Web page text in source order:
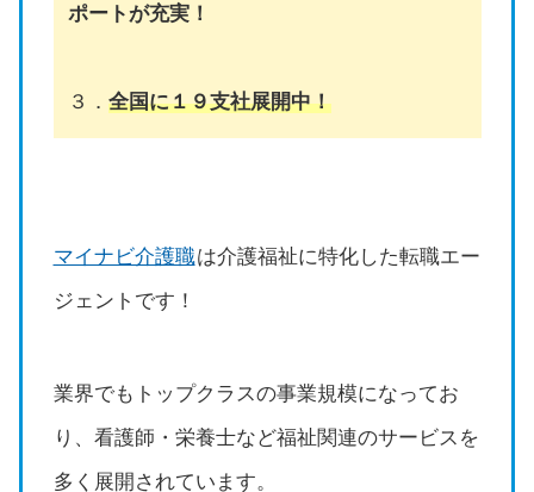
ポートが充実！
３． 全国に１９支社展開中！
マイナビ介護職は介護福祉に特化した転職エー
ジェントです！
業界でもトップクラスの事業規模になってお
り、看護師・栄養士など福祉関連のサービスを
多く展開されています。